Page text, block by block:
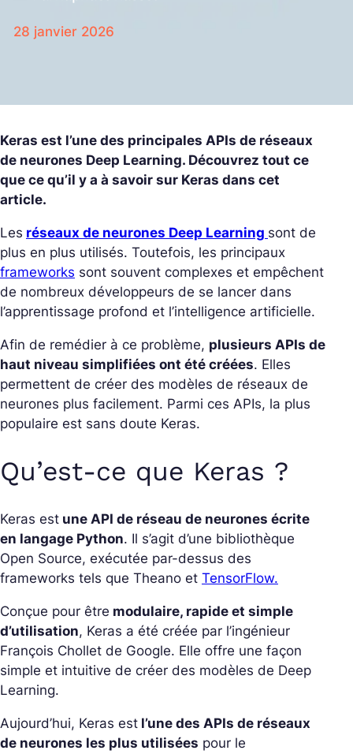
28 janvier 2026
Keras est l’une des principales APIs de réseaux
de neurones Deep Learning. Découvrez tout ce
que ce qu’il y a à savoir sur Keras dans cet
article.
Les réseaux de neurones Deep Learning sont de
plus en plus utilisés. Toutefois, les principaux
frameworks sont souvent complexes et empêchent
de nombreux développeurs de se lancer dans
l’apprentissage profond et l’intelligence artificielle.
Afin de remédier à ce problème, plusieurs APIs de
haut niveau simplifiées ont été créées. Elles
permettent de créer des modèles de réseaux de
neurones plus facilement. Parmi ces APIs, la plus
populaire est sans doute Keras.
Qu’est-ce que Keras ?
Keras est une API de réseau de neurones écrite
en langage Python. Il s’agit d’une bibliothèque
Open Source, exécutée par-dessus des
frameworks tels que Theano et TensorFlow.
Conçue pour être modulaire, rapide et simple
d’utilisation, Keras a été créée par l’ingénieur
François Chollet de Google. Elle offre une façon
simple et intuitive de créer des modèles de Deep
Learning.
Aujourd’hui, Keras est l’une des APIs de réseaux
de neurones les plus utilisées pour le